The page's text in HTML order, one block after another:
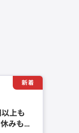
新着
上も
みも